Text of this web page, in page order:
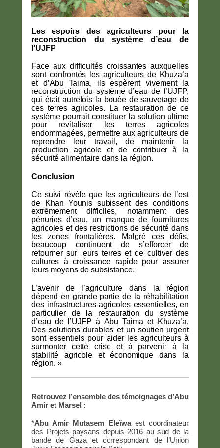
Les espoirs des agriculteurs pour la
reconstruction du système d’eau de
l’UJFP
Face aux difficultés croissantes auxquelles
sont confrontés les agriculteurs de Khuza’a
et d’Abu Taima, ils espèrent vivement la
reconstruction du système d’eau de l’UJFP,
qui était autrefois la bouée de sauvetage de
ces terres agricoles. La restauration de ce
système pourrait constituer la solution ultime
pour revitaliser les terres agricoles
endommagées, permettre aux agriculteurs de
reprendre leur travail, de maintenir la
production agricole et de contribuer à la
sécurité alimentaire dans la région.
Conclusion
Ce suivi révèle que les agriculteurs de l’est
de Khan Younis subissent des conditions
extrêmement difficiles, notamment des
pénuries d’eau, un manque de fournitures
agricoles et des restrictions de sécurité dans
les zones frontalières. Malgré ces défis,
beaucoup continuent de s’efforcer de
retourner sur leurs terres et de cultiver des
cultures à croissance rapide pour assurer
leurs moyens de subsistance.
L’avenir de l’agriculture dans la région
dépend en grande partie de la réhabilitation
des infrastructures agricoles essentielles, en
particulier de la restauration du système
d’eau de l’UJFP à Abu Taima et Khuza’a.
Des solutions durables et un soutien urgent
sont essentiels pour aider les agriculteurs à
surmonter cette crise et à parvenir à la
stabilité agricole et économique dans la
région. »
Retrouvez l’ensemble des témoignages d’Abu
Amir et Marsel :
*Abu Amir Mutasem Eleïwaest coordinateur
des Projets paysans depuis 2016 au sud de la
bande de Gaza et correspondant de l’Union